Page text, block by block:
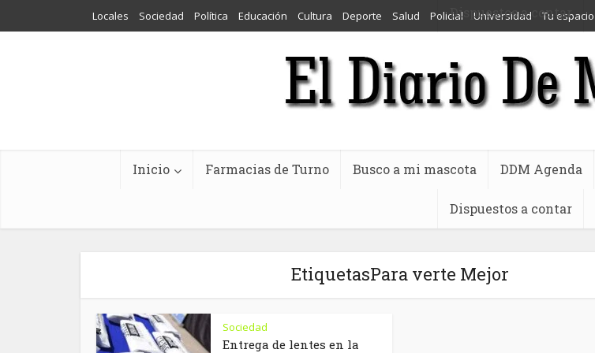
Dispuestos a contar
Locales Sociedad Política Educación Cultura Deporte Salud Policial Universidad Tu espacio
Inicio Farmacias de Turno Busco a mi mascota DDM Agenda
Dispuestos a contar
EtiquetasPara verte Mejor
Sociedad
Entrega de lentes en la